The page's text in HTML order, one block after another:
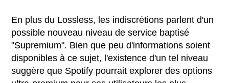
En plus du Lossless, les indiscrétions parlent d'un
possible nouveau niveau de service baptisé
"Supremium". Bien que peu d'informations soient
disponibles à ce sujet, l'existence d'un tel niveau
suggère que Spotify pourrait explorer des options